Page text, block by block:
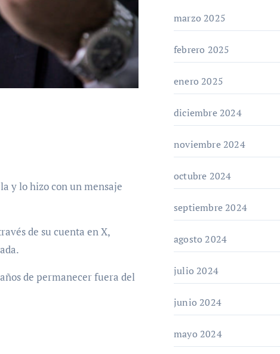
de su cuenta en X,
de permanecer fuera del
marzo 2025
febrero 2025
enero 2025
diciembre 2024
noviembre 2024
octubre 2024
septiembre 2024
agosto 2024
julio 2024
junio 2024
mayo 2024